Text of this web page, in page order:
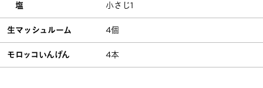
塩 小さじ1
生マッシュルーム 4個
モロッコいんげん 4本